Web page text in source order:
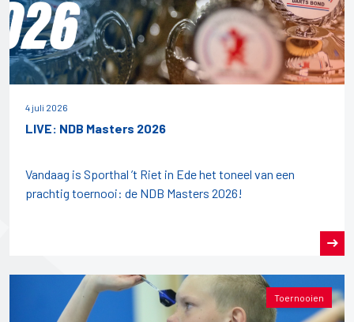
4 juli 2026
LIVE: NDB Masters 2026
Vandaag is Sporthal ’t Riet in Ede het toneel van een
prachtig toernooi: de NDB Masters 2026!
Toernooien